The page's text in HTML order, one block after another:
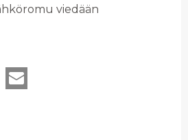
viedään